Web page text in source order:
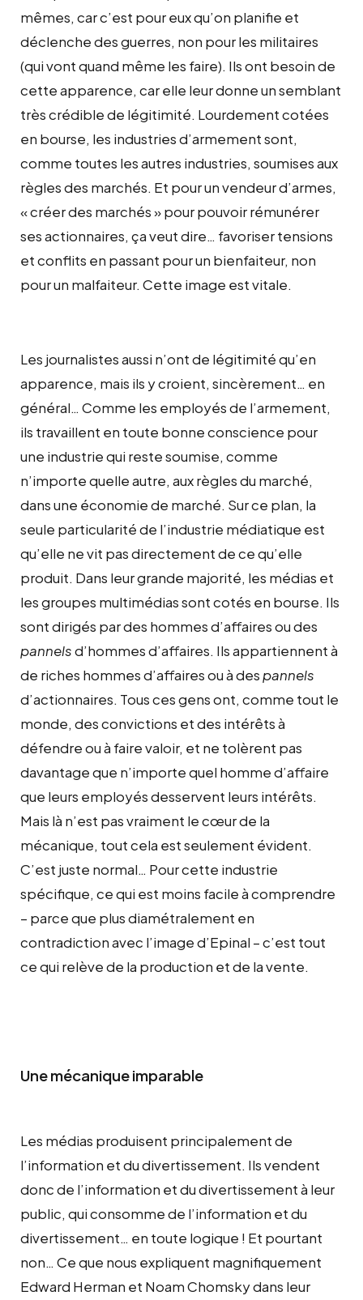
mêmes, car c’est pour eux qu’on planifie et
déclenche des guerres, non pour les militaires
(qui vont quand même les faire). Ils ont besoin de
cette apparence, car elle leur donne un semblant
très crédible de légitimité. Lourdement cotées
en bourse, les industries d’armement sont,
comme toutes les autres industries, soumises aux
règles des marchés. Et pour un vendeur d’armes,
« créer des marchés » pour pouvoir rémunérer
ses actionnaires, ça veut dire… favoriser tensions
et conflits en passant pour un bienfaiteur, non
pour un malfaiteur. Cette image est vitale.
Les journalistes aussi n’ont de légitimité qu’en
apparence, mais ils y croient, sincèrement… en
général… Comme les employés de l’armement,
ils travaillent en toute bonne conscience pour
une industrie qui reste soumise, comme
n’importe quelle autre, aux règles du marché,
dans une économie de marché. Sur ce plan, la
seule particularité de l’industrie médiatique est
qu’elle ne vit pas directement de ce qu’elle
produit. Dans leur grande majorité, les médias et
les groupes multimédias sont cotés en bourse. Ils
sont dirigés par des hommes d’affaires ou des
pannelsd’hommes d’affaires. Ils appartiennent à
de riches hommes d’affaires ou à despannels
d’actionnaires. Tous ces gens ont, comme tout le
monde, des convictions et des intérêts à
défendre ou à faire valoir, et ne tolèrent pas
davantage que n’importe quel homme d’affaire
que leurs employés desservent leurs intérêts.
Mais là n’est pas vraiment le cœur de la
mécanique, tout cela est seulement évident.
C’est juste normal… Pour cette industrie
spécifique, ce qui est moins facile à comprendre
– parce que plus diamétralement en
contradiction avec l’image d’Epinal – c’est tout
ce qui relève de la production et de la vente.
Une mécanique imparable
Les médias produisent principalement de
l’information et du divertissement. Ils vendent
donc de l’information et du divertissement à leur
public, qui consomme de l’information et du
divertissement… en toute logique ! Et pourtant
non… Ce que nous expliquent magnifiquement
Edward Herman et Noam Chomsky dans leur